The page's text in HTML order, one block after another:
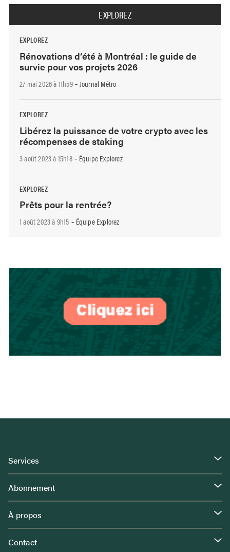
EXPLOREZ
EXPLOREZ
Rénovations d’été à Montréal : le guide de
survie pour vos projets 2026
27 mai 2026 à 11h59- Journal Métro
EXPLOREZ
Libérez la puissance de votre crypto avec les
récompenses de staking
3 août 2023 à 15h18- Équipe Explorez
EXPLOREZ
Prêts pour la rentrée?
1 août 2023 à 9h15 - Équipe Explorez
Services
Abonnement
À propos
Contact